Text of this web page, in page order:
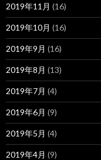
2019年11月 (16)
2019年10月 (16)
2019年9月 (16)
2019年8月 (13)
2019年7月 (4)
2019年6月 (9)
2019年5月 (4)
2019年4月 (9)